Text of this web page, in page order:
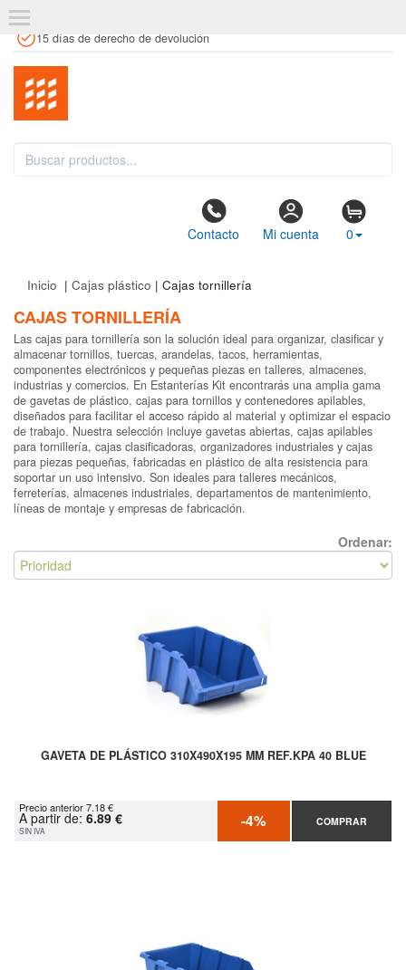
15 días de derecho de devolución
Contacto Mi cuenta 0
Inicio | Cajas plástico | Cajas tornillería
CAJAS TORNILLERÍA
Las cajas para tornillería son la solución ideal para organizar, clasificar y
almacenar tornillos, tuercas, arandelas, tacos, herramientas,
componentes electrónicos y pequeñas piezas en talleres, almacenes,
industrias y comercios. En Estanterías Kit encontrarás una amplia gama
de gavetas de plástico, cajas para tornillos y contenedores apilables,
diseñados para facilitar el acceso rápido al material y optimizar el espacio
de trabajo. Nuestra selección incluye gavetas abiertas, cajas apilables
para tornillería, cajas clasificadoras, organizadores industriales y cajas
para piezas pequeñas, fabricadas en plástico de alta resistencia para
soportar un uso intensivo. Son ideales para talleres mecánicos,
ferreterías, almacenes industriales, departamentos de mantenimiento,
líneas de montaje y empresas de fabricación.
Ordenar:
GAVETA DE PLÁSTICO 310X490X195 MM REF.KPA 40 BLUE
Precio anterior 7.18 €
A partir de: 6.89 €
SIN IVA -4% COMPRAR